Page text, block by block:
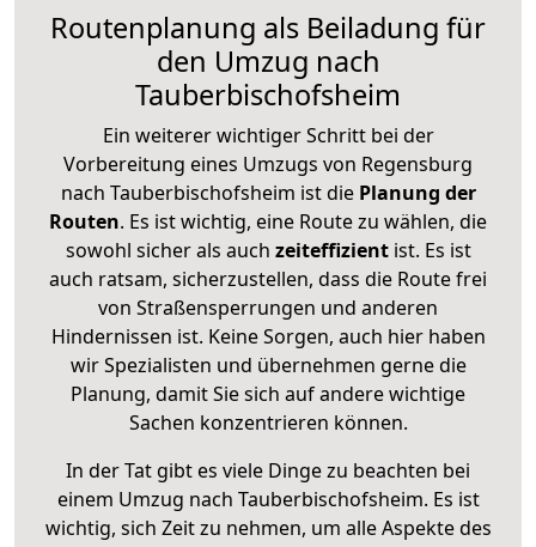
Routenplanung als Beiladung für
den Umzug nach
Tauberbischofsheim
Ein weiterer wichtiger Schritt bei der
Vorbereitung eines Umzugs von Regensburg
nach Tauberbischofsheim ist diePlanung der
Routen. Es ist wichtig, eine Route zu wählen, die
sowohl sicher als auch zeiteffizientist. Es ist
auch ratsam, sicherzustellen, dass die Route frei
von Straßensperrungen und anderen
Hindernissen ist. Keine Sorgen, auch hier haben
wir Spezialisten und übernehmen gerne die
Planung, damit Sie sich auf andere wichtige
Sachen konzentrieren können.
In der Tat gibt es viele Dinge zu beachten bei
einem Umzug nach Tauberbischofsheim. Es ist
wichtig, sich Zeit zu nehmen, um alle Aspekte des